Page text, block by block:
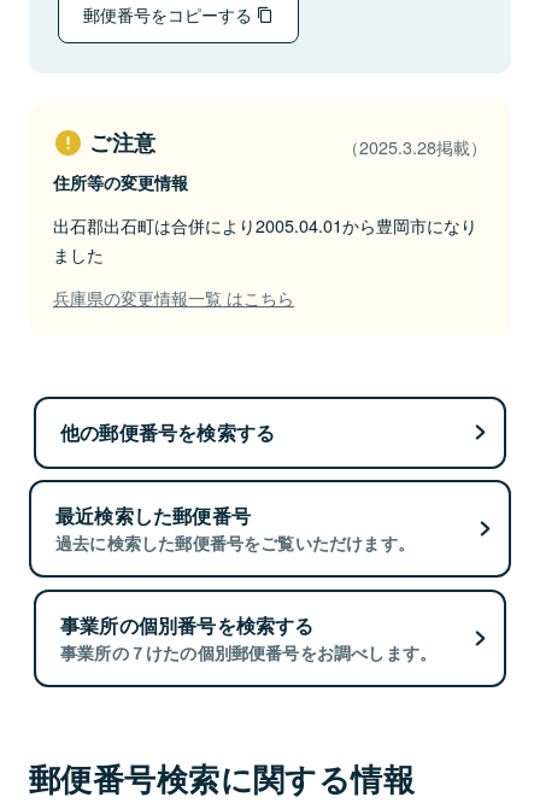
郵便番号をコピーする
ご注意 （2025.3.28掲載）
住所等の変更情報
出石郡出石町は合併により2005.04.01から豊岡市になり
ました
兵庫県の変更情報一覧 はこちら
他の郵便番号を検索する
最近検索した郵便番号
過去に検索した郵便番号をご覧いただけます。
事業所の個別番号を検索する
事業所の７けたの個別郵便番号をお調べします。
郵便番号検索に関する情報